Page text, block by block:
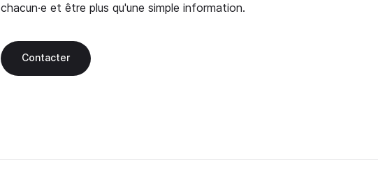
chacun·e et être plus qu'une simple information.
Contacter